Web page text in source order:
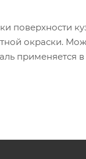
поверхности
окраски.
применяется